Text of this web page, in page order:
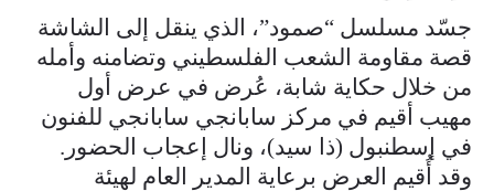
جسّد مسلسل “صمود”، الذي ينقل إلى الشاشة
قصة مقاومة الشعب الفلسطيني وتضامنه وأمله
من خلال حكاية شابة، عُرض في عرض أول
مهيب أقيم في مركز سابانجي سابانجي للفنون
في إسطنبول (ذا سيد)، ونال إعجاب الحضور.
وقد أُقيم العرض برعاية المدير العام لهيئة